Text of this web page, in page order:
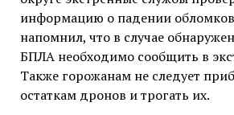
информацию о падении
напомнил, что в случае
БПЛА необходимо сообщить в
Также горожанам не следует
остаткам дронов и трогать их.